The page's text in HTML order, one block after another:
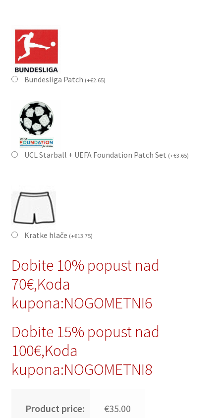
Bundesliga Patch (+€2.65)
UCL Starball + UEFA Foundation Patch Set (+€3.65)
Kratke hlače (+€13.75)
Dobite 10% popust nad
70€,Koda
kupona:NOGOMETNI6
Dobite 15% popust nad
100€,Koda
kupona:NOGOMETNI8
Product price: €35.00